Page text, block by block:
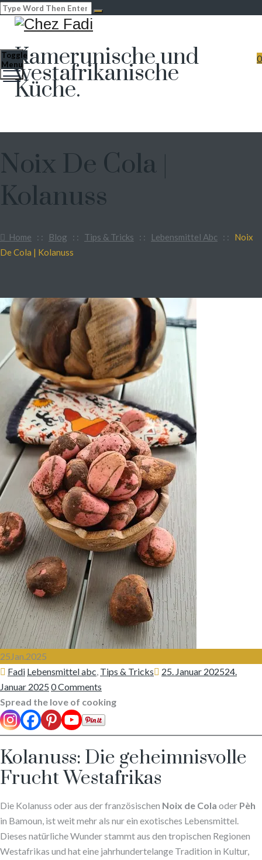
Kamerunische und
westafrikanische
Küche.
0
Toggle
Menu
Noix De Cola |
Kolanuss
Home : : Blog : : Tips & Tricks : : Lebensmittel Abc : : Noix
De Cola | Kolanuss
25Jan.2025
Author
Fadi Categories
Lebensmittel abc, Tips & Tricks
Posted
25. Januar 202524.
Januar 2025 0 Comments
Spread the love of cooking
Kolanuss: Die geheimnisvolle
Frucht Westafrikas
Die Kolanuss oder aus der französischen Noix de Cola oder Pèh
in Bamoun, ist weit mehr als nur ein exotisches Lebensmittel.
Dieses natürliche Wunder stammt aus den tropischen Regionen
Westafrikas und hat eine jahrhundertelange Tradition in Kultur,